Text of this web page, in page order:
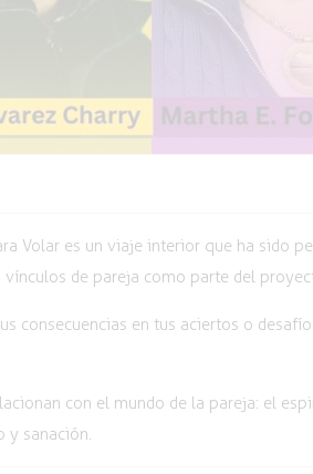
Volar es un viaje interior que ha sido
de pareja como parte del
consecuencias en tus aciertos o
con el mundo de la pareja: el
y sanación.